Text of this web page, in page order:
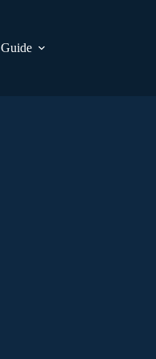
Guide